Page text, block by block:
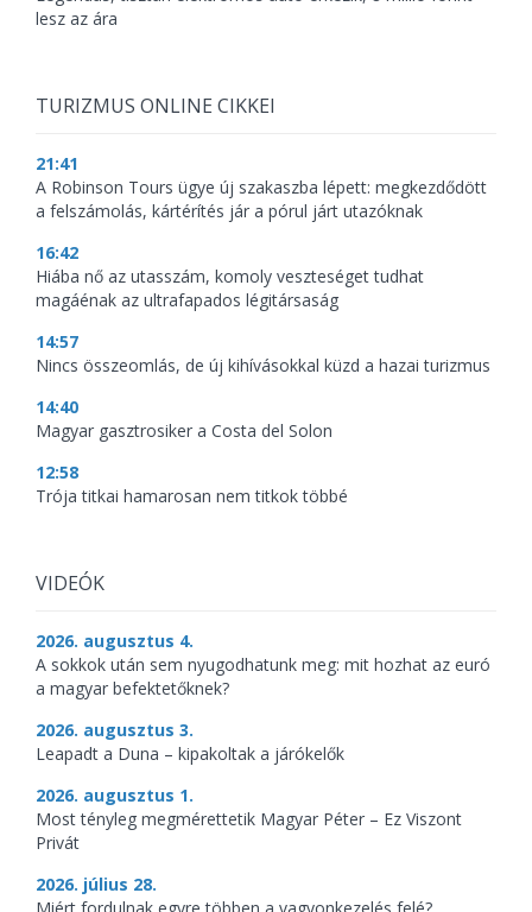
lesz az ára
TURIZMUS ONLINE CIKKEI
21:41
A Robinson Tours ügye új szakaszba lépett: megkezdődött
a felszámolás, kártérítés jár a pórul járt utazóknak
16:42
Hiába nő az utasszám, komoly veszteséget tudhat
magáénak az ultrafapados légitársaság
14:57
Nincs összeomlás, de új kihívásokkal küzd a hazai turizmus
14:40
Magyar gasztrosiker a Costa del Solon
12:58
Trója titkai hamarosan nem titkok többé
VIDEÓK
2026. augusztus 4.
A sokkok után sem nyugodhatunk meg: mit hozhat az euró
a magyar befektetőknek?
2026. augusztus 3.
Leapadt a Duna – kipakoltak a járókelők
2026. augusztus 1.
Most tényleg megmérettetik Magyar Péter – Ez Viszont
Privát
2026. július 28.